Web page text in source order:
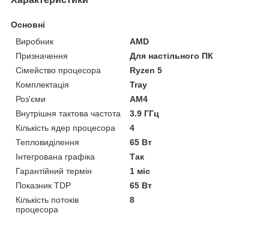
Основні
Виробник
AMD
Призначення
Для настільного ПК
Сімейство процесора
Ryzen 5
Комплектація
Tray
Роз'єми
AM4
Внутрішня тактова частота
3.9 ГГц
Кількість ядер процесора
4
Тепловиділення
65 Вт
Інтегрована графіка
Так
Гарантійний термін
1 міс
Показник TDP
65 Вт
Кількість потоків
процесора
8